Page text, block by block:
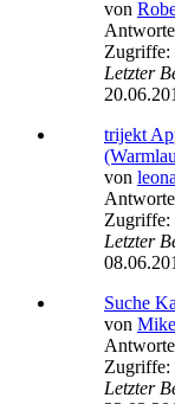
von
Zugriffe:
Letzter
trijekt
von
Zugriffe:
Letzter
Suche
von
Zugriffe:
Letzter